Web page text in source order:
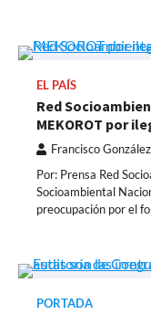
EL PAÍS
Red
MEKOROT por
Francisco González
Por: Prensa Red
Socioambiental
preocupación por el
PORTADA